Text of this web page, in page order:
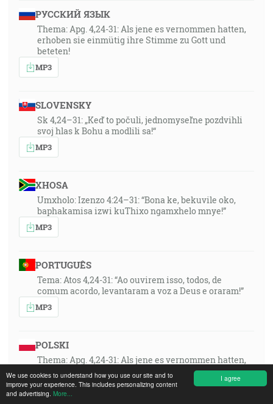
I agree
We use cookies to understand how you use our site and to
improve your experience. This includes personalizing content
and advertising. More...
РУССКИЙ ЯЗЫК
Thema: Apg. 4,24-31: Als jene es vernommen hatten,
erhoben sie einmütig ihre Stimme zu Gott und
beteten!
MP3
SLOVENSKY
Sk 4,24–31: „Keď to počuli, jednomyseľne pozdvihli
svoj hlas k Bohu a modlili sa!“
MP3
XHOSA
Umxholo: Izenzo 4:24–31: “Bona ke, bekuvile oko,
baphakamisa izwi kuThixo ngamxhelo mnye!”
MP3
PORTUGUÊS
Tema: Atos 4,24-31: “Ao ouvirem isso, todos, de
comum acordo, levantaram a voz a Deus e oraram!”
MP3
POLSKI
Thema: Apg. 4,24-31: Als jene es vernommen hatten,
erhoben sie einmütig ihre Stimme zu Gott und
beteten!
MP3